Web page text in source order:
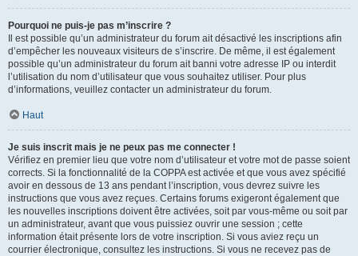
Pourquoi ne puis-je pas m’inscrire ?
Il est possible qu’un administrateur du forum ait désactivé les inscriptions afin
d’empêcher les nouveaux visiteurs de s’inscrire. De même, il est également
possible qu’un administrateur du forum ait banni votre adresse IP ou interdit
l’utilisation du nom d’utilisateur que vous souhaitez utiliser. Pour plus
d’informations, veuillez contacter un administrateur du forum.
Haut
Je suis inscrit mais je ne peux pas me connecter !
Vérifiez en premier lieu que votre nom d’utilisateur et votre mot de passe soient
corrects. Si la fonctionnalité de la COPPA est activée et que vous avez spécifié
avoir en dessous de 13 ans pendant l’inscription, vous devrez suivre les
instructions que vous avez reçues. Certains forums exigeront également que
les nouvelles inscriptions doivent être activées, soit par vous-même ou soit par
un administrateur, avant que vous puissiez ouvrir une session ; cette
information était présente lors de votre inscription. Si vous aviez reçu un
courrier électronique, consultez les instructions. Si vous ne recevez pas de